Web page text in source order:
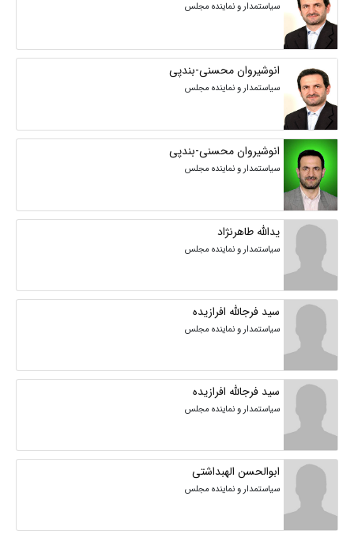
سیاستمدار و نماینده مجلس
انوشیروان محسنی-بندپی
سیاستمدار و نماینده مجلس
انوشیروان محسنی-بندپی
سیاستمدار و نماینده مجلس
یدالله طاهرنژاد
سیاستمدار و نماینده مجلس
سید فرجالله افرازیده
سیاستمدار و نماینده مجلس
سید فرجالله افرازیده
سیاستمدار و نماینده مجلس
ابوالحسن الهبداشتی
سیاستمدار و نماینده مجلس